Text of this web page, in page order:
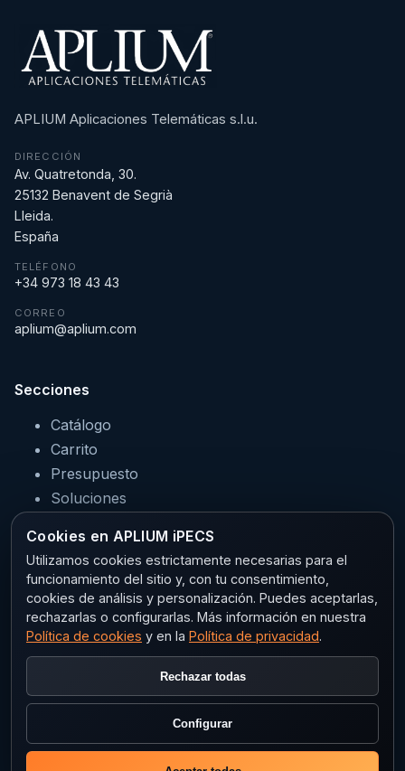
APLIUM Aplicaciones Telemáticas s.l.u.
DIRECCIÓN
Av. Quatretonda, 30.
25132 Benavent de Segrià
Lleida.
España
TELÉFONO
+34 973 18 43 43
CORREO
aplium@aplium.com
Secciones
Catálogo
Carrito
Presupuesto
Soluciones
Sectores
Legal
Aviso legal
Política de cookies
Configurar cookies
Cookies en APLIUM iPECS
Utilizamos cookies estrictamente necesarias para el
funcionamiento del sitio y, con tu consentimiento,
cookies de análisis y personalización. Puedes aceptarlas,
rechazarlas o configurarlas. Más información en nuestra
Política de cookies y en la Política de privacidad.
Rechazar todas
Configurar